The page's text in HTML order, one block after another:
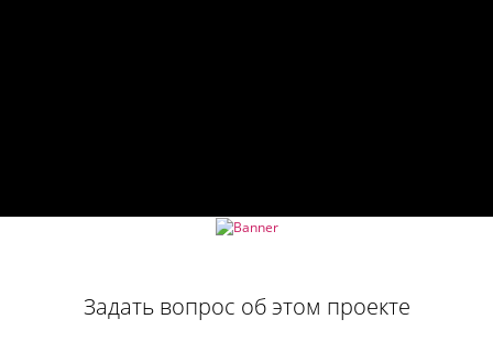
Задать вопрос об этом проекте